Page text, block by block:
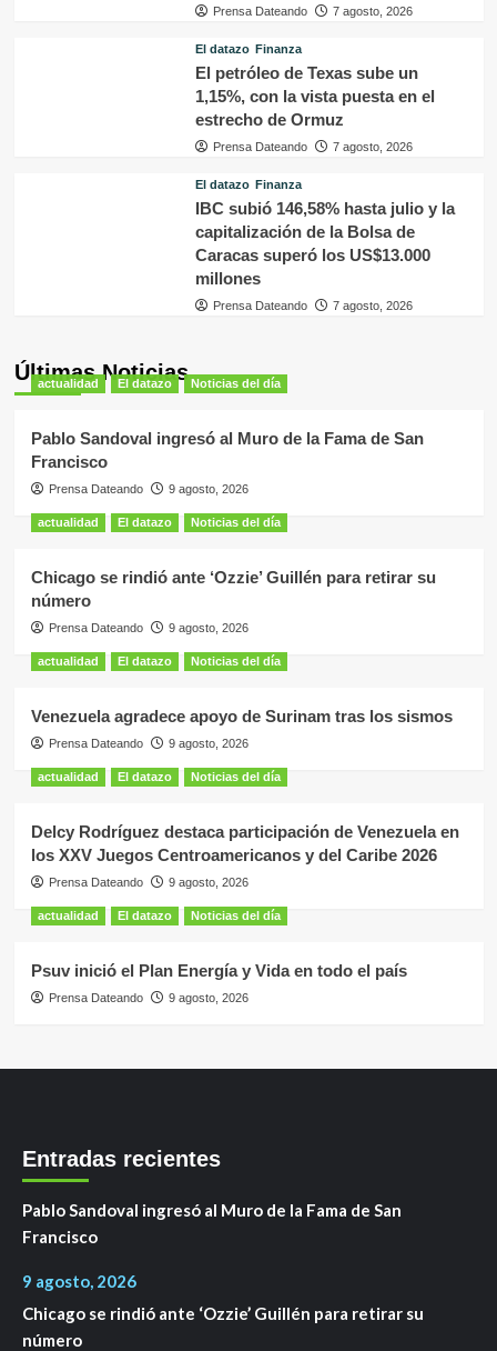
Prensa Dateando 7 agosto, 2026
El datazo Finanza
El petróleo de Texas sube un
1,15%, con la vista puesta en el
estrecho de Ormuz
Prensa Dateando 7 agosto, 2026
El datazo Finanza
IBC subió 146,58% hasta julio y la
capitalización de la Bolsa de
Caracas superó los US$13.000
millones
Prensa Dateando 7 agosto, 2026
Últimas Noticias
actualidad El datazo Noticias del día
Pablo Sandoval ingresó al Muro de la Fama de San
Francisco
Prensa Dateando 9 agosto, 2026
actualidad El datazo Noticias del día
Chicago se rindió ante ‘Ozzie’ Guillén para retirar su
número
Prensa Dateando 9 agosto, 2026
actualidad El datazo Noticias del día
Venezuela agradece apoyo de Surinam tras los sismos
Prensa Dateando 9 agosto, 2026
actualidad El datazo Noticias del día
Delcy Rodríguez destaca participación de Venezuela en
los XXV Juegos Centroamericanos y del Caribe 2026
Prensa Dateando 9 agosto, 2026
actualidad El datazo Noticias del día
Psuv inició el Plan Energía y Vida en todo el país
Prensa Dateando 9 agosto, 2026
Entradas recientes
Pablo Sandoval ingresó al Muro de la Fama de San
Francisco
9 agosto, 2026
Chicago se rindió ante ‘Ozzie’ Guillén para retirar su
número